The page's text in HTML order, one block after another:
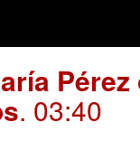
. 03:40